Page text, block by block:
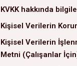
KVKK hakkında
Kişisel Verilerin
Kişisel Verilerin
Metni (Çalışanlar